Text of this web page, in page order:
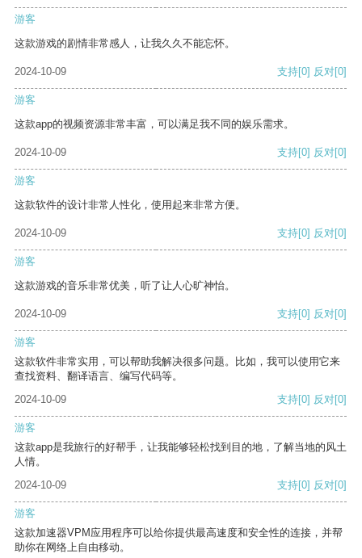
游客
这款游戏的剧情非常感人，让我久久不能忘怀。
2024-10-09 支持[0] 反对[0]
游客
这款app的视频资源非常丰富，可以满足我不同的娱乐需求。
2024-10-09 支持[0] 反对[0]
游客
这款软件的设计非常人性化，使用起来非常方便。
2024-10-09 支持[0] 反对[0]
游客
这款游戏的音乐非常优美，听了让人心旷神怡。
2024-10-09 支持[0] 反对[0]
游客
这款软件非常实用，可以帮助我解决很多问题。比如，我可以使用它来
查找资料、翻译语言、编写代码等。
2024-10-09
支持[0] 反对[0]
游客
这款app是我旅行的好帮手，让我能够轻松找到目的地，了解当地的风土
人情。
2024-10-09
支持[0] 反对[0]
游客
这款加速器VPM应用程序可以给你提供最高速度和安全性的连接，并帮
助你在网络上自由移动。